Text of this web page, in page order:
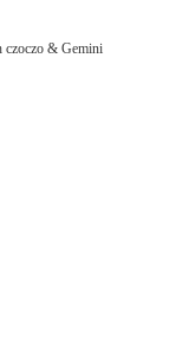
czoczo & Gemini